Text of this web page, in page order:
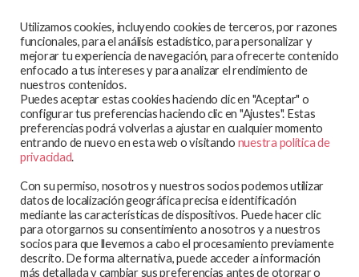
MAPA WEB
En qué trabajamos
Te atendemos
Participa y colabora
Observatorio
Aviso legal
Política de privacidad
Política de cookies
Utilizamos cookies, incluyendo cookies de terceros, por razones
funcionales, para el análisis estadístico, para personalizar y
mejorar tu experiencia de navegación, para ofrecerte contenido
enfocado a tus intereses y para analizar el rendimiento de
nuestros contenidos.
Puedes aceptar estas cookies haciendo clic en "Aceptar" o
configurar tus preferencias haciendo clic en "Ajustes". Estas
preferencias podrá volverlas a ajustar en cualquier momento
entrando de nuevo en esta web o visitando nuestra política de
privacidad.
Con su permiso, nosotros y nuestros socios podemos utilizar
datos de localización geográfica precisa e identificación
mediante las características de dispositivos. Puede hacer clic
para otorgarnos su consentimiento a nosotros y a nuestros
socios para que llevemos a cabo el procesamiento previamente
descrito. De forma alternativa, puede acceder a información
más detallada y cambiar sus preferencias antes de otorgar o